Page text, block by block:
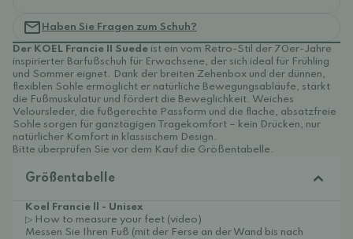
Haben Sie Fragen zum Schuh?
Der KOEL Francie II Suede ist ein vom Retro-Stil der 70er-Jahre
inspirierter Barfußschuh für Erwachsene, der sich ideal für Frühling
und Sommer eignet. Dank der breiten Zehenbox und der dünnen,
flexiblen Sohle ermöglicht er natürliche Bewegungsabläufe, stärkt
die Fußmuskulatur und fördert die Beweglichkeit. Weiches
Veloursleder, die fußgerechte Passform und die flache, absatzfreie
Sohle sorgen für ganztägigen Tragekomfort – kein Drücken, nur
natürlicher Komfort in klassischem Design.
Bitte überprüfen Sie vor dem Kauf die Größentabelle.
Größentabelle
Koel Francie ll - Unisex
▷ How to measure your feet (video)
Messen Sie Ihren Fuß (mit der Ferse an der Wand bis nach